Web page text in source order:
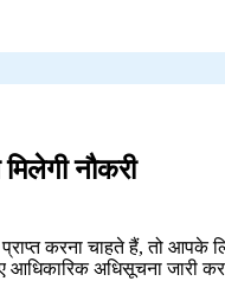
नौकरी
प्राप्त करना चाहते हैं, तो
अधिसूचना जारी कर